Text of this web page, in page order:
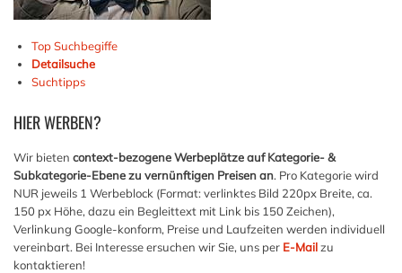
Top Suchbegiffe
Detailsuche
Suchtipps
HIERWERBEN?
Wir bieten context-bezogene Werbeplätze auf Kategorie- &
Subkategorie-Ebene zu vernünftigen Preisen an. Pro Kategorie wird
NUR jeweils 1 Werbeblock (Format: verlinktes Bild 220px Breite, ca.
150 px Höhe, dazu ein Begleittext mit Link bis 150 Zeichen),
Verlinkung Google-konform, Preise und Laufzeiten werden individuell
vereinbart. Bei Interesse ersuchen wir Sie, uns per E-Mailzu
kontaktieren!